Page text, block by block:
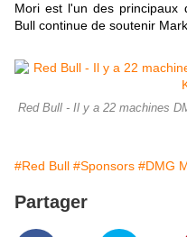
Mori est l'un des principaux
Bull continue de soutenir
Red Bull - Il y a 22 machines
#Red Bull #Sponsors #DMG
Partager